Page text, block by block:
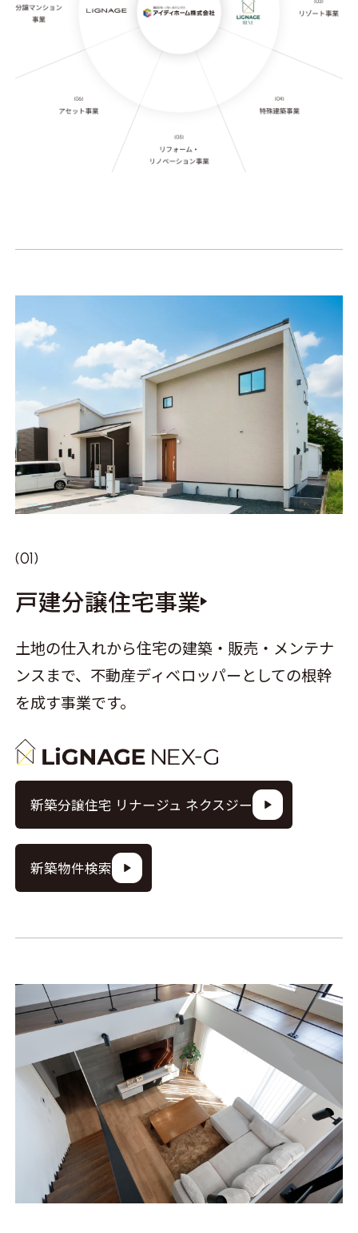
戸建分譲住宅事業
土地の仕入れから住宅の建築・販売・メンテナ
ンスまで、不動産ディベロッパーとしての根幹
を成す事業です。
新築分譲住宅 リナージュ ネクスジー
新築物件検索